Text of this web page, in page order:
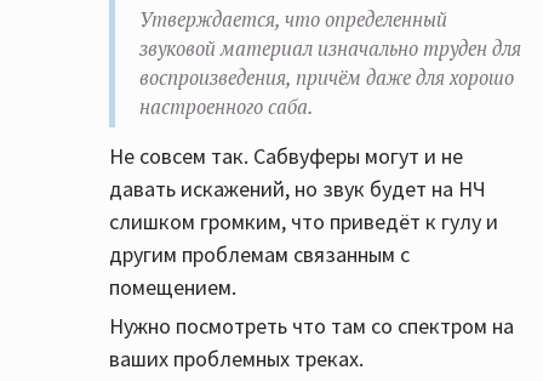
громкости эти треки без подобных
искажений?
Вот :
Перестать одновременновыкручивать
громкость на номинальную мощность
усилителя + loudness + выкручивать басы
на темброблоке
И все будет 👌
Утверждается, что определенный
звуковой материал изначально труден для
воспроизведения, причём даже для хорошо
настроенного саба.
Не совсем так. Сабвуферы могут и не
давать искажений, но звук будет на НЧ
слишком громким, что приведёт к гулу и
другим проблемам связанным с
помещением.
Нужно посмотреть что там со спектром на
ваших проблемных треках.